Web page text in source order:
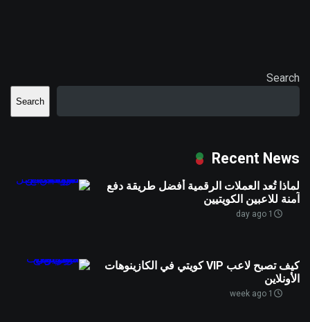
Search
Search
Recent News
لماذا تُعد العملات الرقمية أفضل طريقة دفع
آمنة للاعبين الكويتيين
1 day ago
كيف تصبح لاعب VIP كويتي في الكازينوهات
الأونلاين
1 week ago